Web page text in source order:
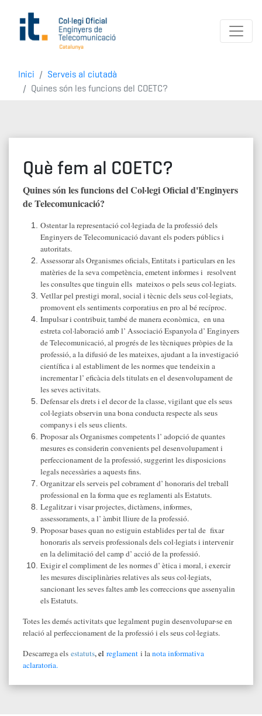
Inici
Serveis al ciutadà
Quines són les funcions del COETC?
Què fem al COETC?
Quines són les funcions del Col·legi Oficial d'Enginyers
de Telecomunicació?
Ostentar la representació col·legiada de la professió dels
Enginyers de Telecomunicació davant els poders públics i
autoritats.
Assessorar als Organismes oficials, Entitats i particulars en les
matèries de la seva competència, emetent informes i resolvent
les consultes que tinguin ells mateixos o pels seus col·legiats.
Vetllar pel prestigi moral, social i tècnic dels seus col·legiats,
promovent els sentiments corporatius en pro al bé recíproc.
Impulsar i contribuir, també de manera econòmica, en una
estreta col·laboració amb l’ Associació Espanyola d’ Enginyers
de Telecomunicació, al progrés de les tècniques pròpies de la
professió, a la difusió de les mateixes, ajudant a la investigació
científica i al establiment de les normes que tendeixin a
incrementar l’ eficàcia dels titulats en el desenvolupament de
les seves activitats.
Defensar els drets i el decor de la classe, vigilant que els seus
col·legiats observin una bona conducta respecte als seus
companys i els seus clients.
Proposar als Organismes competents l’ adopció de quantes
mesures es considerin convenients pel desenvolupament i
perfeccionament de la professió, suggerint les disposicions
legals necessàries a aquests fins.
Organitzar els serveis pel cobrament d’ honoraris del treball
professional en la forma que es reglamenti als Estatuts.
Legalitzar i visar projectes, dictàmens, informes,
assessoraments, a l’ àmbit lliure de la professió.
Proposar bases quan no estiguin establides per tal de fixar
honoraris als serveis professionals dels col·legiats i intervenir
en la delimitació del camp d’ acció de la professió.
Exigir el compliment de les normes d’ ètica i moral, i exercir
les mesures disciplinàries relatives als seus col·legiats,
sancionant les seves faltes amb les correccions que assenyalin
els Estatuts.
Totes les demés activitats que legalment pugin desenvolupar-se en
relació al perfeccionament de la professió i els seus col·legiats.
Descarrega els estatuts, el reglament i lanota informativa
aclaratoria.